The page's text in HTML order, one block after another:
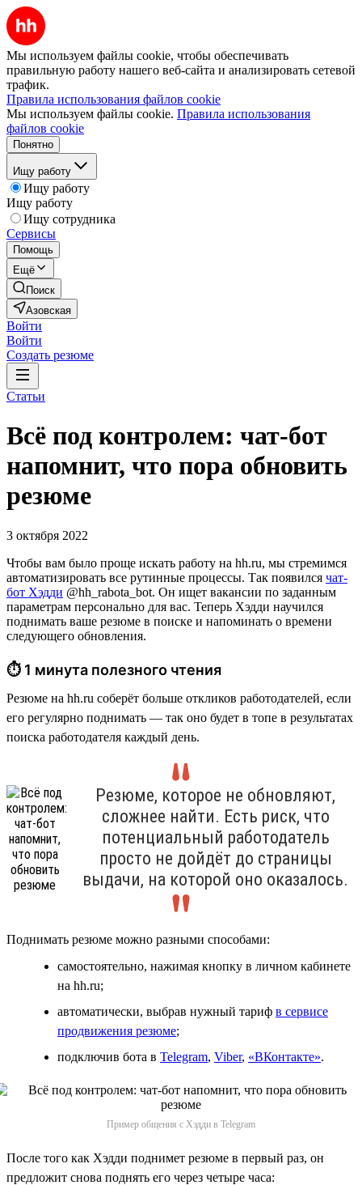
Мы используем файлы cookie, чтобы обеспечивать
правильную работу нашего веб-сайта и анализировать сетевой
трафик.
Правила использования файлов cookie
Мы используем файлы cookie. Правила использования
файлов cookie
Понятно
Ищу работу
Ищу работу
Ищу работу
Ищу сотрудника
Сервисы
Помощь
Ещё
Поиск
Азовская
Войти
Войти
Создать резюме
Статьи
Всё под контролем: чат-бот
напомнит, что пора обновить
резюме
3 октября 2022
Чтобы вам было проще искать работу на hh.ru, мы стремимся
автоматизировать все рутинные процессы. Так появился чат-
бот Хэдди @hh_rabota_bot. Он ищет вакансии по заданным
параметрам персонально для вас. Теперь Хэдди научился
поднимать ваше резюме в поиске и напоминать о времени
следующего обновления.
⏱ 1 минута полезного чтения
Резюме на hh.ru соберёт больше откликов работодателей, если
его регулярно поднимать — так оно будет в топе в результатах
поиска работодателя каждый день.
Резюме, которое не обновляют,
сложнее найти. Есть риск, что
потенциальный работодатель
просто не дойдёт до страницы
выдачи, на которой оно оказалось.
Поднимать резюме можно разными способами:
самостоятельно, нажимая кнопку в личном кабинете
на hh.ru;
автоматически, выбрав нужный тариф в сервисе
продвижения резюме;
подключив бота в Telegram, Viber, «ВКонтакте».
Пример общения с Хэдди в Telegram
После того как Хэдди поднимет резюме в первый раз, он
предложит снова поднять его через четыре часа: